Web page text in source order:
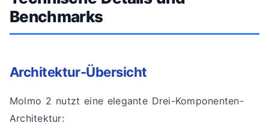
Benchmarks
Architektur-Übersicht
Molmo 2 nutzt eine elegante Drei-Komponenten-
Architektur: